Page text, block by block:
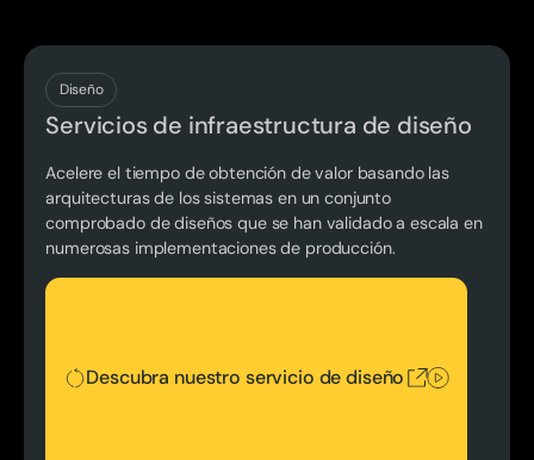
Diseño
Servicios de infraestructura de diseño
Acelere el tiempo de obtención de valor basando las
arquitecturas de los sistemas en un conjunto
comprobado de diseños que se han validado a escala en
numerosas implementaciones de producción.
Descubra nuestro servicio de diseño
Descubra nuestro servicio de diseño
Descubra nuestro servicio de diseño